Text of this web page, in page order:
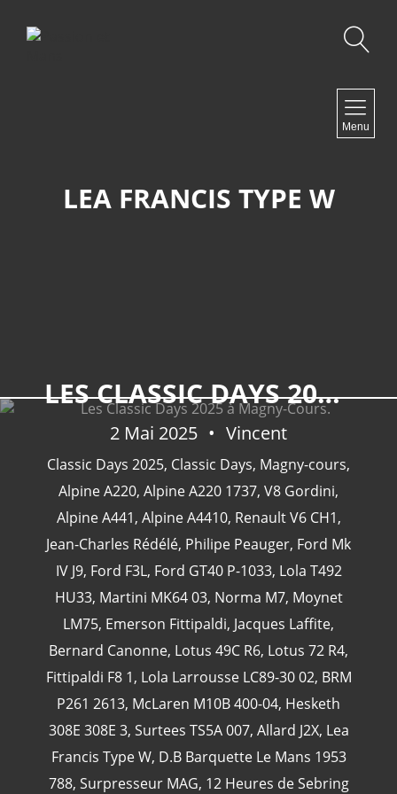
Menu
LEA FRANCIS TYPE W
LES CLASSIC DAYS 2025 À MAGNY-COURS.
2 Mai 2025 Vincent
Classic Days 2025, Classic Days, Magny-cours,
Alpine A220, Alpine A220 1737, V8 Gordini,
Alpine A441, Alpine A4410, Renault V6 CH1,
Jean-Charles Rédélé, Philipe Peauger, Ford Mk
IV J9, Ford F3L, Ford GT40 P-1033, Lola T492
HU33, Martini MK64 03, Norma M7, Moynet
LM75, Emerson Fittipaldi, Jacques Laffite,
Bernard Canonne, Lotus 49C R6, Lotus 72 R4,
Fittipaldi F8 1, Lola Larrousse LC89-30 02, BRM
P261 2613, McLaren M10B 400-04, Hesketh
308E 308E 3, Surtees TS5A 007, Allard J2X, Lea
Francis Type W, D.B Barquette Le Mans 1953
788, Surpresseur MAG, 12 Heures de Sebring
CATÉGORIES
24 Heures Du Mans(18)
Henri Pescarolo(8)
24 Heures Du Mans 1963(5)
24 Heures Du Mans 1967(5)
Artcar (5)